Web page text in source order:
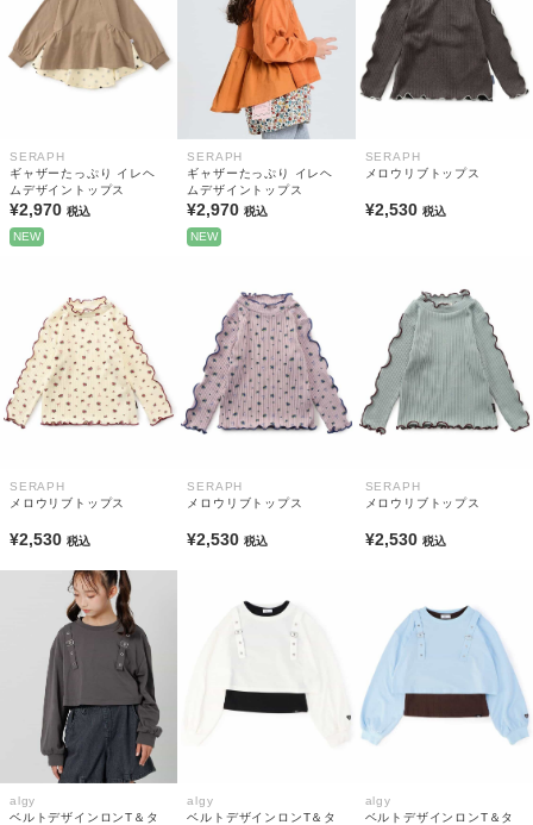
SERAPH
ギャザーたっぷり イレヘ
ムデザイントップス
¥2,970 税込
NEW
SERAPH
ギャザーたっぷり イレヘ
ムデザイントップス
¥2,970税込
NEW
SERAPH
メロウリブトップス
¥2,530 税込
SERAPH
メロウリブトップス
¥2,530 税込
SERAPH
メロウリブトップス
¥2,530税込
SERAPH
メロウリブトップス
¥2,530 税込
algy
ベルトデザインロンT＆タ
algy
ベルトデザインロンT＆タ
algy
ベルトデザインロンT＆タ